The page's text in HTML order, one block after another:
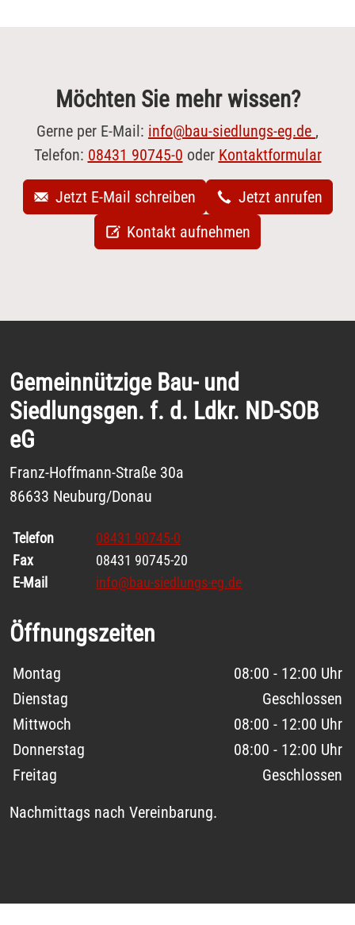
Möchten Sie mehr wissen?
Gerne per E-Mail: info@bau-siedlungs-eg.de ,
Telefon: 08431 90745-0 oder Kontaktformular
Jetzt E-Mail schreiben
Jetzt anrufen
Kontakt aufnehmen
Gemeinnützige Bau- und
Siedlungsgen. f. d. Ldkr. ND-SOB
eG
Franz-Hoffmann-Straße 30a
86633 Neuburg/Donau
Telefon
08431 90745-0
Fax
08431 90745-20
E-Mail
info@bau-siedlungs-eg.de
Öffnungszeiten
Wochentage / Monate
Öffnungszeiten / Hinweise
Montag
08:00 - 12:00 Uhr
Dienstag
Geschlossen
Mittwoch
08:00 - 12:00 Uhr
Donnerstag
08:00 - 12:00 Uhr
Freitag
Geschlossen
Nachmittags nach Vereinbarung.